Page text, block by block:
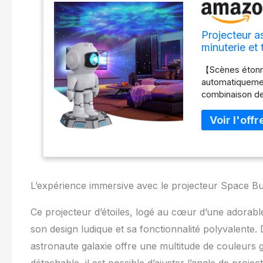
Projecteur
minuterie et
【Scènes
combinaison
mur ou le
la vaste
d'astronaute
projection des
onirique pour
facilement
une
régler le
pouvez régler
L’expérience immersive avec le projecteur Space
Ce projecteur d’étoiles, logé au cœur d’une
son design ludique et sa fonctionnalité polyvalente.
astronaute galaxie offre une multitude de couleurs